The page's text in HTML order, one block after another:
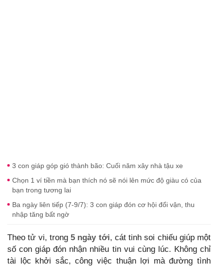
3 con giáp góp gió thành bão: Cuối năm xây nhà tậu xe
Chọn 1 ví tiền mà bạn thích nó sẽ nói lên mức độ giàu có của
bạn trong tương lai
Ba ngày liên tiếp (7-9/7): 3 con giáp đón cơ hội đổi vận, thu
nhập tăng bất ngờ
Theo tử vi, trong 5 ngày tới, cát tinh soi chiếu giúp một
số con giáp đón nhận nhiều tin vui cùng lúc. Không chỉ
tài lộc khởi sắc, công việc thuận lợi mà đường tình